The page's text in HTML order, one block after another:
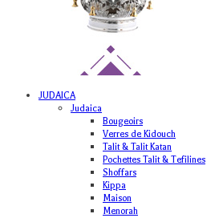
JUDAICA
Judaica
Bougeoirs
Verres de Kidouch
Talit & Talit Katan
Pochettes Talit & Tefilines
Shoffars
Kippa
Maison
Menorah